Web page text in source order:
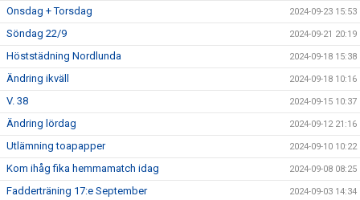
Onsdag + Torsdag 2024-09-23 15:53
Söndag 22/9 2024-09-21 20:19
Höststädning Nordlunda 2024-09-18 15:38
Ändring ikväll 2024-09-18 10:16
V. 38 2024-09-15 10:37
Ändring lördag 2024-09-12 21:16
Utlämning toapapper 2024-09-10 10:22
Kom ihåg fika hemmamatch idag 2024-09-08 08:25
Fadderträning 17:e September 2024-09-03 14:34